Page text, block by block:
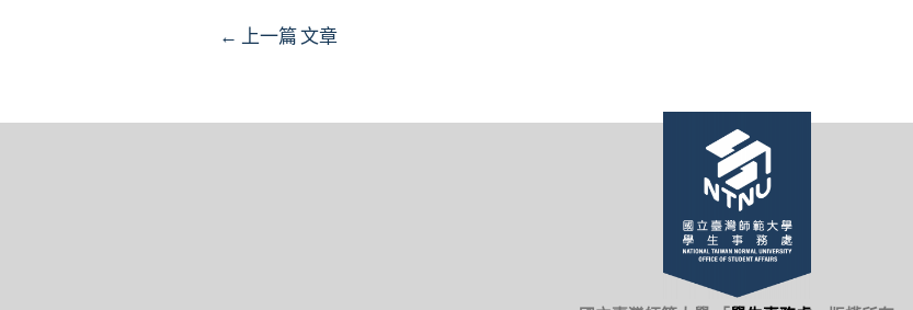
Post
← 上一篇 文章